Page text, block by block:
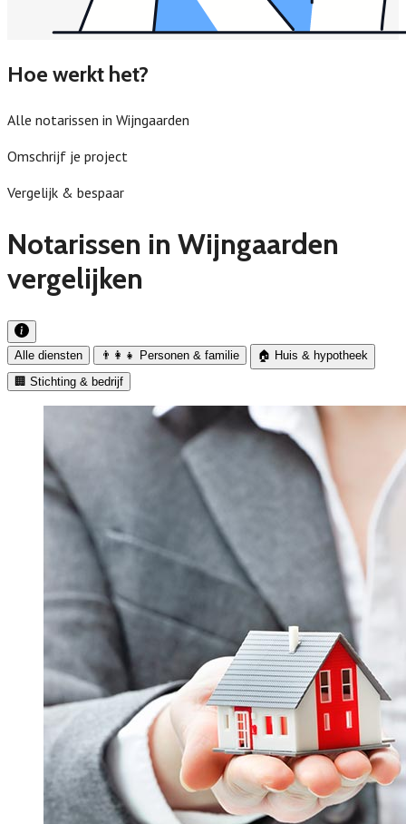
Hoe werkt het?
Alle notarissen in Wijngaarden
Omschrijf je project
Vergelijk & bespaar
Notarissen in Wijngaarden
vergelijken
Alle diensten 👨‍👩‍👧 Personen & familie
🏠 Huis & hypotheek
🏢 Stichting & bedrijf